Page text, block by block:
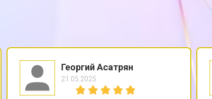
Георгий Асатрян
21.05.2025